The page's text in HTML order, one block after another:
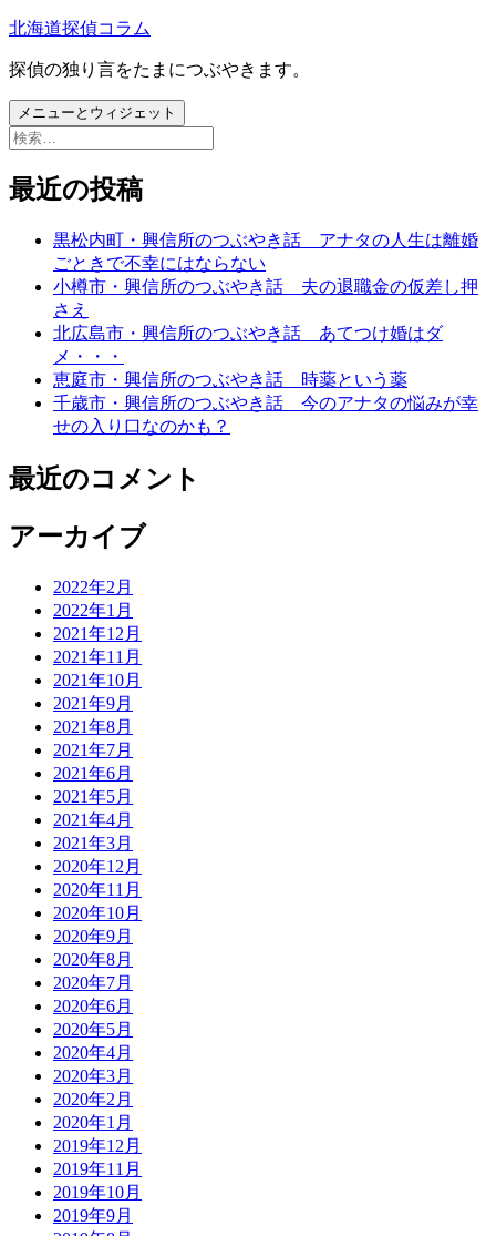
コ
テ
ン
ツ
へ
キ
北海道探偵コラム
探偵の独り言をたまにつぶやきます。
メニューとウィジェット
検
最近の投稿
黒松内町・興信所のつぶやき話 アナタの人生は離婚
ごときで不幸にはならない
小樽市・興信所のつぶやき話 夫の退職金の仮差し押
さえ
北広島市・興信所のつぶやき話 あてつけ婚はダ
メ・・・
恵庭市・興信所のつぶやき話 時薬という薬
千歳市・興信所のつぶやき話 今のアナタの悩みが幸
せの入り口なのかも？
最近のコメント
アーカイブ
2022年2月
2022年1月
2021年12月
2021年11月
2021年10月
2021年9月
2021年8月
2021年7月
2021年6月
2021年5月
2021年4月
2021年3月
2020年12月
2020年11月
2020年10月
2020年9月
2020年8月
2020年7月
2020年6月
2020年5月
2020年4月
2020年3月
2020年2月
2020年1月
2019年12月
2019年11月
2019年10月
2019年9月